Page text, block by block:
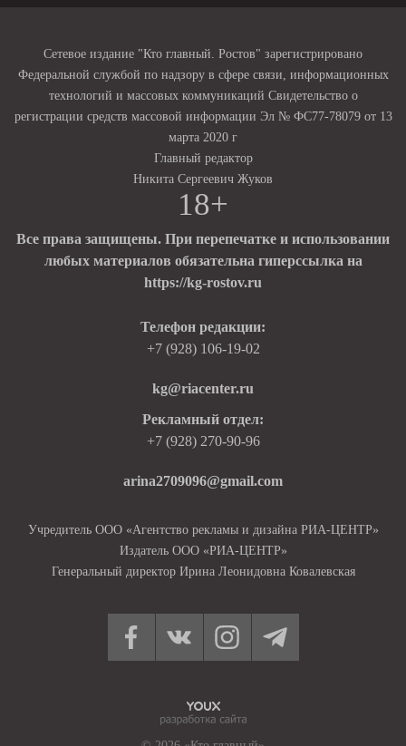
Сетевое издание "Кто главный. Ростов" зарегистрировано
Федеральной службой по надзору в сфере связи, информационных
технологий и массовых коммуникаций Свидетельство о
регистрации средств массовой информации Эл № ФС77-78079 от 13
марта 2020 г
Главный редактор
Никита Сергеевич Жуков
18+
Все права защищены. При перепечатке и использовании
любых материалов обязательна гиперссылка на
https://kg-rostov.ru
Телефон редакции:
+7 (928) 106-19-02
kg@riacenter.ru
Рекламный отдел:
+7 (928) 270-90-96
arina2709096@gmail.com
Учредитель ООО «Агентство рекламы и дизайна РИА-ЦЕНТР»
Издатель ООО «РИА-ЦЕНТР»
Генеральный директор Ирина Леонидовна Ковалевская